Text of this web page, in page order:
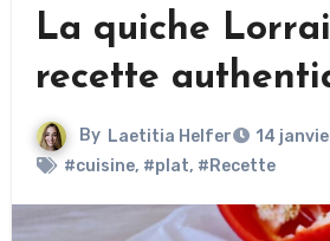
La quiche
recette
By Laetitia Helfer
14
#cuisine, #plat, #Recette